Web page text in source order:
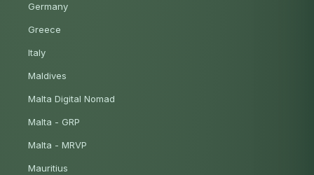
Germany
Greece
Italy
Maldives
Malta Digital Nomad
Malta - GRP
Malta - MRVP
Mauritius